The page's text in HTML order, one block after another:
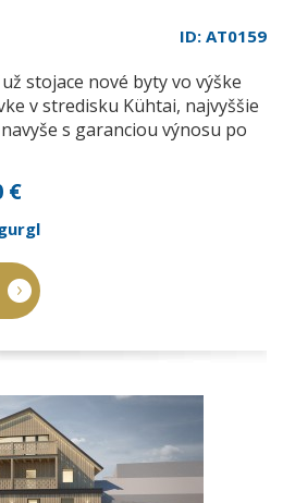
ID: AT0159
stojace nové byty vo výške
v stredisku Kühtai, najvyššie
s garanciou výnosu po
€